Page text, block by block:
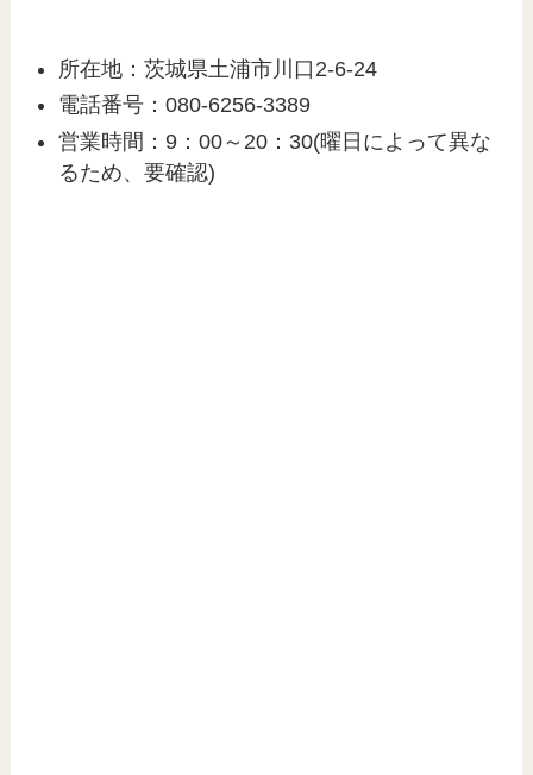
所在地：茨城県土浦市川口2-6-24
電話番号：080-6256-3389
営業時間：9：00～20：30(曜日によって異な
るため、要確認)